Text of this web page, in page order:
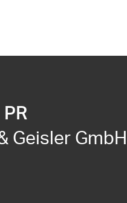
Geisler GmbH